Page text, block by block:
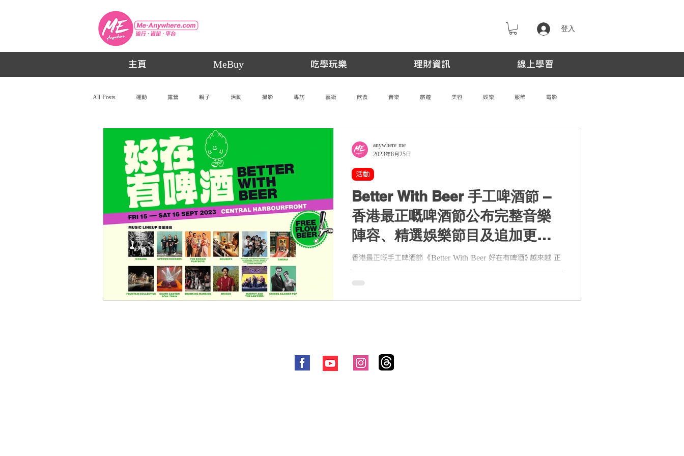
登入
主頁 MeBuy 吃學玩樂 理財資訊 線上學習
All Posts 運動 露營 親子 活動 攝影 專訪 藝術 飲食 音樂 旅遊 美容 娛樂 服飾 電影
Better With Beer ⼿⼯啤酒節 –
香港最正嘅啤酒節公布完整音樂
陣容、精選娛樂節目及追加更多
釀酒廠
香港最正嘅手工啤酒節 《Better With Beer 好在有啤酒》越來越 正
喇！完整音樂陣容、精選娛樂節目及新加入釀酒廠及經銷商名單現在
出爐，令啤酒迷更 加欲罷不能。 《Better With Beer 好在有啤酒》手
活動
anywhere me
2023年8月25日